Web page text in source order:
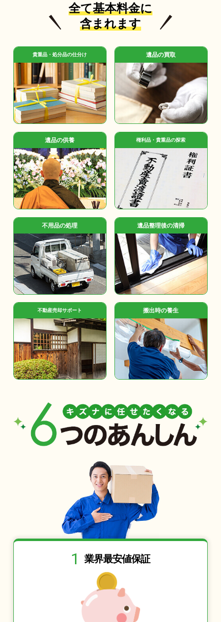
全て基本料金に
含まれます
貴重品・処分品の仕分け 遺品の買取
遺品の供養 権利品・貴重品の探索
不用品の処理 遺品整理後の清掃
不動産売却サポート 搬出時の養生
1 業界最安値保証